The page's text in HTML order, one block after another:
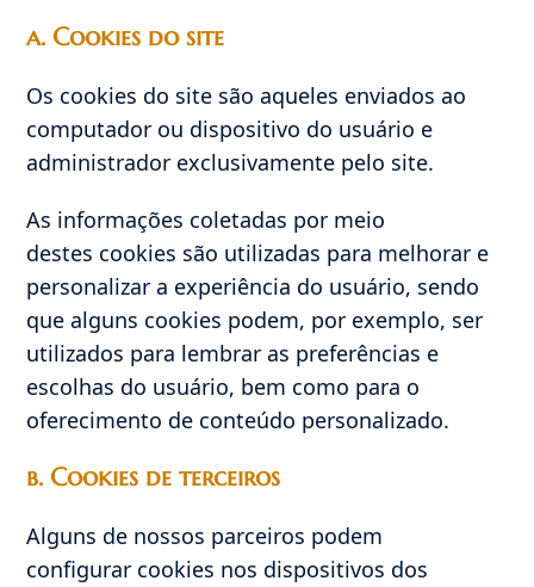
a. Cookies do site
Os cookies do site são aqueles enviados ao
computador ou dispositivo do usuário e
administrador exclusivamente pelo site.
As informações coletadas por meio
destes cookies são utilizadas para melhorar e
personalizar a experiência do usuário, sendo
que alguns cookies podem, por exemplo, ser
utilizados para lembrar as preferências e
escolhas do usuário, bem como para o
oferecimento de conteúdo personalizado.
b. Cookies de terceiros
Alguns de nossos parceiros podem
configurar cookies nos dispositivos dos